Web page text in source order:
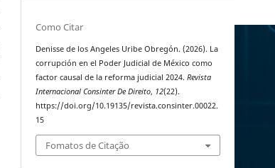
Como Citar
Denisse de los Angeles Uribe Obregón. (2026). La
corrupción en el Poder Judicial de México como
factor causal de la reforma judicial 2024.Revista
Internacional Consinter De Direito, 12(22).
https://doi.org/10.19135/revista.consinter.00022.
15
Fomatos de Citação